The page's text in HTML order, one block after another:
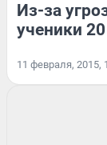
Из-за
ученики
11 февраля, 2015,